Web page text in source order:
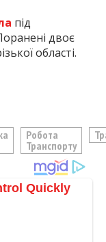
під
двоє
області.
Робота
Транспорту